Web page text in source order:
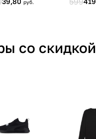
со скидкой